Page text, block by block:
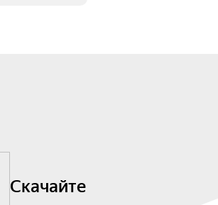
Скачайте